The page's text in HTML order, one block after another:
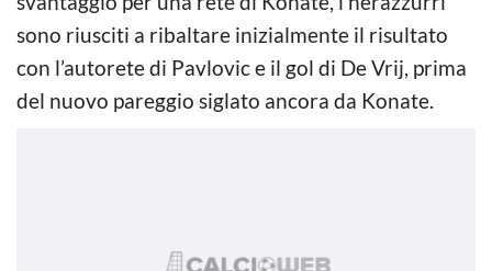
sono riusciti a ribaltare inizialmente il risultato
con l’autorete di Pavlovic e il gol di De Vrij, prima
del nuovo pareggio siglato ancora da Konate.